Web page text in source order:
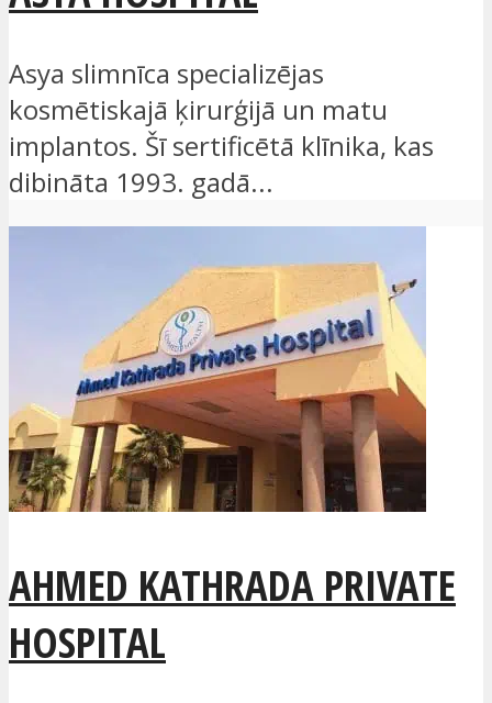
Asya slimnīca specializējas
kosmētiskajā ķirurģijā un matu
implantos. Šī sertificētā klīnika, kas
dibināta 1993. gadā...
AHMED KATHRADA PRIVATE
HOSPITAL